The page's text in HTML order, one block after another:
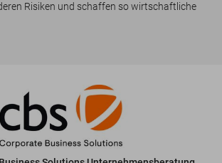
Risiken und schaffen so wirtschaftliche